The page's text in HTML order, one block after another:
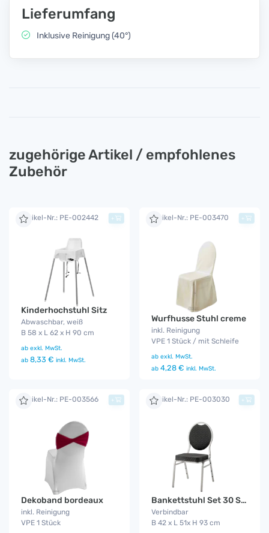
Lieferumfang
Inklusive Reinigung (40°)
zugehörige Artikel / empfohlenes
Zubehör
Artikel-Nr.: PE-002442
Kinderhochstuhl Sitz
Abwaschbar, weiß
B 58 x L 62 x H 90 cm
ab exkl. MwSt.
ab 8,33 € inkl. MwSt.
+ Artikel-Nr.: PE-003470
Wurfhusse Stuhl creme
inkl. Reinigung
VPE 1 Stück / mit Schleife
ab exkl. MwSt.
ab 4,28 € inkl. MwSt.
+
Artikel-Nr.: PE-003566
Dekoband bordeaux
inkl. Reinigung
VPE 1 Stück
+ Artikel-Nr.: PE-003030
Bankettstuhl Set 30 Stück
Verbindbar
B 42 x L 51x H 93 cm
+